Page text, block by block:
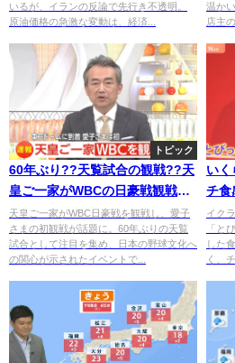
いるが、イランの反論で先行き不透明。
原油価格の急激な変動は、経済...
温か
店主
トピック
60年ぶり??天覧試合の観戦??天
皇ご一家がWBCの日豪戦観戦??
愛子さまは初観戦⁉
天皇ご一家がWBC日豪戦を観戦し、愛子
さまの初観戦が話題に。60年ぶりの天覧
試合として注目を集め、日本の野球文化へ
の関心が示されたイベントで...
いく
チ食
シピ
イク
「と
した
く、